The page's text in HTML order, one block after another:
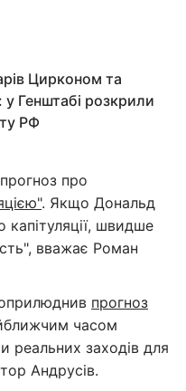
Цирконом та
Генштабі розкрили
РФ
про
. Якщо Дональд
капітуляції, швидше
вважає Роман
прогноз
часом
реальних заходів для
Андрусів.